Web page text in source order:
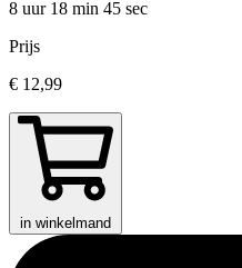
8 uur 18 min 45 sec
Prijs
€ 12,99
in winkelmand